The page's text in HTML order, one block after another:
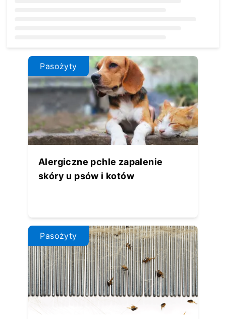
Pasożyty
Alergiczne pchle zapalenie
skóry u psów i kotów
Pasożyty